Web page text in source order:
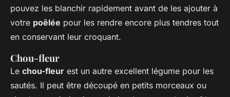
pouvez les blanchir rapidement avant de les ajouter à
votre poêlée pour les rendre encore plus tendres tout
en conservant leur croquant.
Chou-fleur
Le chou-fleur est un autre excellent légume pour les
sautés. Il peut être découpé en petits morceaux ou